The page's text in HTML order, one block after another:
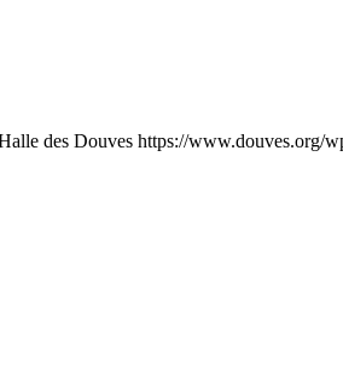
des Douves https://www.douves.org/